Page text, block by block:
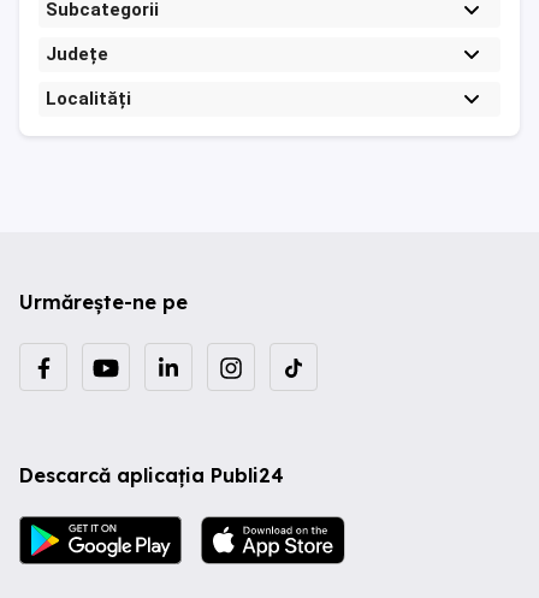
Subcategorii
Județe
Localități
Urmărește-ne pe
Descarcă aplicația Publi24